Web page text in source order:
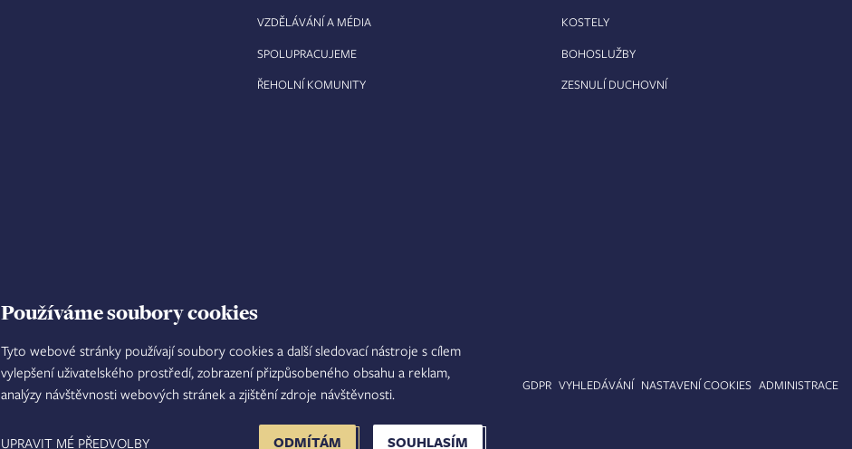
Používáme soubory cookies
Tyto webové stránky používají soubory cookies a další sledovací nástroje s cílem
vylepšení uživatelského prostředí, zobrazení přizpůsobeného obsahu a reklam,
analýzy návštěvnosti webových stránek a zjištění zdroje návštěvnosti.
SOUHLASÍM
ODMÍTÁM
UPRAVIT MÉ PŘEDVOLBY
VZDĚLÁVÁNÍ A MÉDIA
SPOLUPRACUJEME
ŘEHOLNÍ KOMUNITY
KOSTELY
BOHOSLUŽBY
ZESNULÍ DUCHOVNÍ
FOOTER
TISKOVÝ MLUVČÍ MAPA STRÁNEK GDPR VYHLEDÁVÁNÍ NASTAVENÍ COOKIES ADMINISTRACE